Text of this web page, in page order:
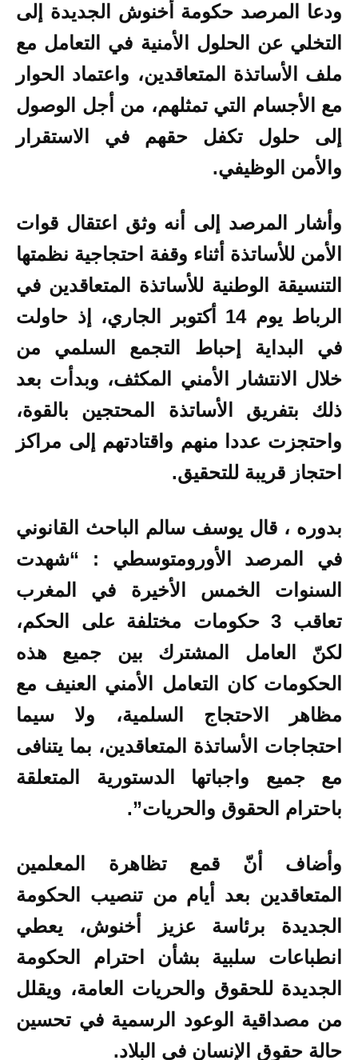
ودعا المرصد حكومة أخنوش الجديدة إلى
التخلي عن الحلول الأمنية في التعامل مع
ملف الأساتذة المتعاقدين، واعتماد الحوار
مع الأجسام التي تمثلهم، من أجل الوصول
إلى حلول تكفل حقهم في الاستقرار
والأمن الوظيفي.
وأشار المرصد إلى أنه وثق اعتقال قوات
الأمن للأساتذة أثناء وقفة احتجاجية نظمتها
التنسيقة الوطنية للأساتذة المتعاقدين في
الرباط يوم 14 أكتوبر الجاري، إذ حاولت
في البداية إحباط التجمع السلمي من
خلال الانتشار الأمني المكثف، وبدأت بعد
ذلك بتفريق الأساتذة المحتجين بالقوة،
واحتجزت عددا منهم واقتادتهم إلى مراكز
احتجاز قريبة للتحقيق.
بدوره ، قال يوسف سالم
الباحث القانوني
في المرصد الأورومتوسطي : “شهدت
السنوات الخمس الأخيرة في المغرب
تعاقب 3 حكومات مختلفة على الحكم،
لكنّ العامل المشترك بين جميع هذه
الحكومات كان التعامل الأمني العنيف مع
مظاهر الاحتجاج السلمية، ولا سيما
احتجاجات الأساتذة المتعاقدين، بما يتنافى
مع جميع واجباتها الدستورية المتعلقة
باحترام الحقوق والحريات”.
وأضاف أنّ قمع تظاهرة المعلمين
المتعاقدين بعد أيام من تنصيب الحكومة
الجديدة برئاسة عزيز أخنوش، يعطي
انطباعات سلبية بشأن احترام الحكومة
الجديدة للحقوق والحريات العامة، ويقلل
من مصداقية الوعود الرسمية في تحسين
حالة حقوق الإنسان في البلاد.